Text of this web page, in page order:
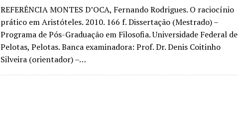
REFERÊNCIA MONTES D’OCA, Fernando Rodrigues. O raciocínio
prático em Aristóteles. 2010. 166 f. Dissertação (Mestrado) –
Programa de Pós-Graduação em Filosofia. Universidade Federal de
Pelotas, Pelotas. Banca examinadora: Prof. Dr. Denis Coitinho
Silveira (orientador) –…